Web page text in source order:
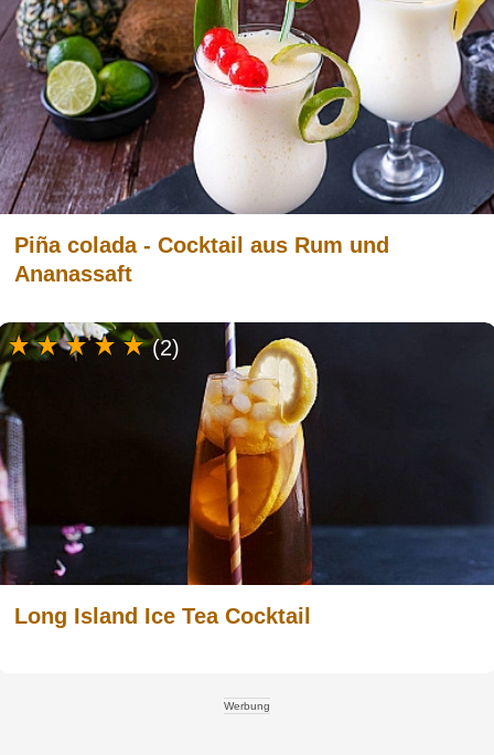
Piña colada - Cocktail aus Rum und
Ananassaft
Long Island Ice Tea Cocktail
(2)
Werbung